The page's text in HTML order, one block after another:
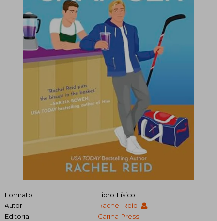
Formato
Libro Físico
Autor
Rachel Reid
Editorial
Carina Press